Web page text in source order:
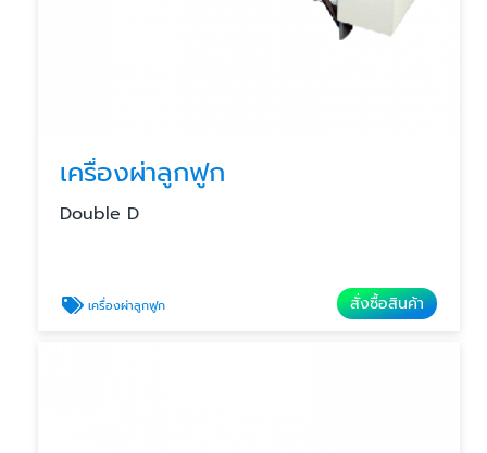
เครื่องผ่าลูกฟูก
Double D
เครื่องผ่าลูกฟูก สั่งซื้อสินค้า